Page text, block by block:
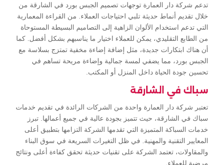
تدعم شركة دار العمارة توجهات تصميم الجبس بورد في الشارقة من
خلال تقديم أنماط حديثة تلبي احتياجات العملاء. من القراءة المعمارية
التي تدعم استخدام الألوان الزاهية إلى التصاميم البسيطة المستوحاة
من الطابع التقليدي، يمكن للعملاء اختيار ما يناسبهم بشكل أفضل. كما
أن هناك ابتكارات جديدة، مثل إضافة إضاءة مخفية تمتزج بسلاسة مع
الجبس بورد، مما يضفي لمسة جمالية وإضاءة مريحة تساهم في
تحسين جودة الحياة داخل المنزل أو المكتب.
سباك في الشارقة
تعتبر شركة دار العمارة واحدة من الشركات الرائدة في تقديم خدمات
سباك في الشارقة، حيث تتميز بجودة عالية في جميع أعمالها. تبرز
خدمات السباكة المتميزة التي تقدمها الشركة التزامها بتطبيق أعلى
المعايير التقنية والمهنية. في ظل التغيرات السريعة في سوق البناء
والمقاولات، تعتمد الشركة على تقنيات حديثة تحقق كفاءة أعلى ونتائج
مرضية للعملاء.